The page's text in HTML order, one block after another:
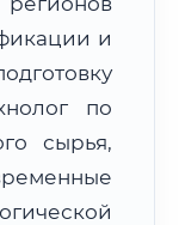
и
по
сырья,